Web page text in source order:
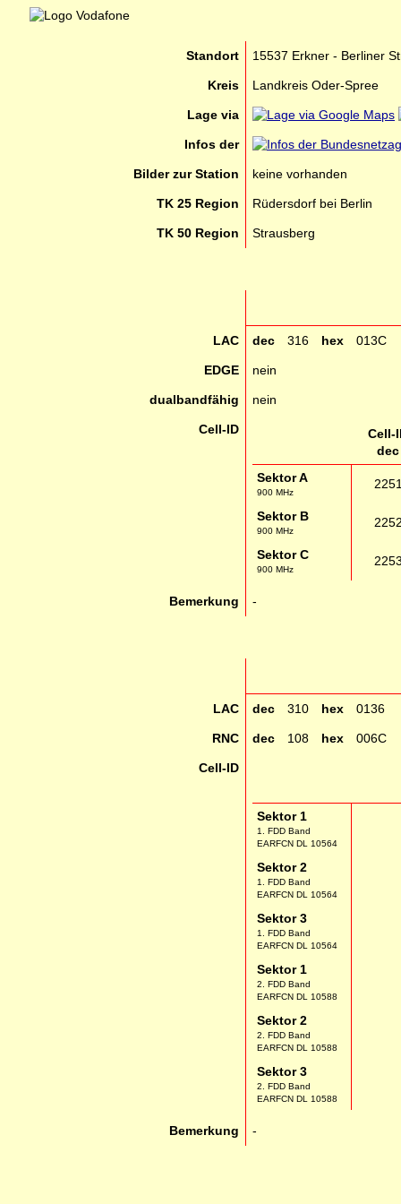
Standort 15537 Erkner - Berliner
Kreis Landkreis Oder-Spree
Lage via
Infos der
Bilder zur Station keine vorhanden
TK 25 Region Rüdersdorf bei Berlin
TK 50 Region Strausberg
LAC dec 316 hex 013C
EDGE nein
dualbandfähig nein
Cell-ID
Cell-
dec
Sektor A
900 MHz
Sektor B
900 MHz
Sektor C
900 MHz
Bemerkung -
LAC dec 310 hex 0136
RNC dec 108 hex 006C
Cell-ID
Sektor 1
1. FDD Band
EARFCN DL 10564
Sektor 2
1. FDD Band
EARFCN DL 10564
Sektor 3
1. FDD Band
EARFCN DL 10564
Sektor 1
2. FDD Band
EARFCN DL 10588
Sektor 2
2. FDD Band
EARFCN DL 10588
Sektor 3
2. FDD Band
EARFCN DL 10588
Bemerkung -